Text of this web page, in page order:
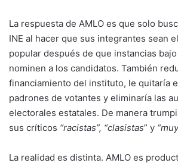
La respuesta de AMLO es que solo
INE al hacer que sus integrantes sean
popular después de que instancias
nominen a los candidatos. También
financiamiento del instituto, le quitaría
padrones de votantes y eliminaría las
electorales estatales. De manera
sus críticos “racistas”, “clasistas” y
La realidad es distinta. AMLO es